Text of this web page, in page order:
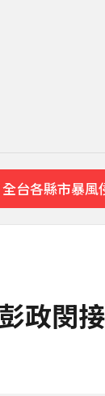
台各縣市暴風
免費講座報名
下大小事！
生公民權並禁
政閔